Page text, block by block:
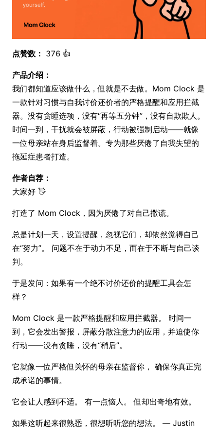
点赞数： 376 👍
产品介绍：
我们都知道应该做什么，但就是不去做。Mom Clock 是
一款针对习惯与自我讨价还价者的严格提醒和应用拦截
器。没有贪睡选项，没有“再等五分钟”，没有自欺欺人。
时间一到，干扰就会被屏蔽，行动被强制启动——就像
一位母亲站在身后监督着。专为那些厌倦了自我失望的
拖延症患者打造。
作者自荐：
大家好 👋
打造了 Mom Clock，因为厌倦了对自己撒谎。
总是计划一天，设置提醒，忽视它们，却依然觉得自己
在“努力”。 问题不在于动力不足，而在于不断与自己谈
判。
于是发问：如果有一个绝不讨价还价的提醒工具会怎
样？
Mom Clock 是一款严格提醒和应用拦截器。 时间一
到，它会发出警报，屏蔽分散注意力的应用，并迫使你
行动——没有贪睡，没有“稍后”。
它就像一位严格但关怀的母亲在监督你， 确保你真正完
成承诺的事情。
它会让人感到不适。 有一点恼人。 但却出奇地有效。
如果这听起来很熟悉，很想听听您的想法。 — Justin